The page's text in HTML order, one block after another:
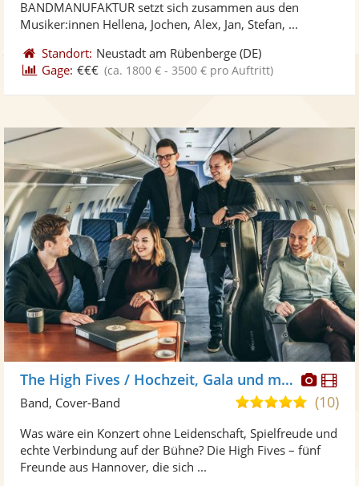
BANDMANUFAKTUR setzt sich zusammen aus den
Musiker:innen Hellena, Jochen, Alex, Jan, Stefan, ...
Standort: Neustadt am Rübenberge (DE)
Gage: €€€ (ca. 1800 € - 3500 € pro Auftritt)
Fotos
The High Fives / Hochzeit, Gala und mehr
5,0
5
(10)
Band, Cover-Band
Was wäre ein Konzert ohne Leidenschaft, Spielfreude und
echte Verbindung auf der Bühne? Die High Fives – fünf
Freunde aus Hannover, die sich ...